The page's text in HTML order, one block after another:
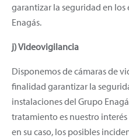
garantizar la seguridad en
Enagás.
j) Videovigilancia
Disponemos de cámaras de
finalidad garantizar la
instalaciones del Grupo
tratamiento es nuestro
en su caso, los posibles